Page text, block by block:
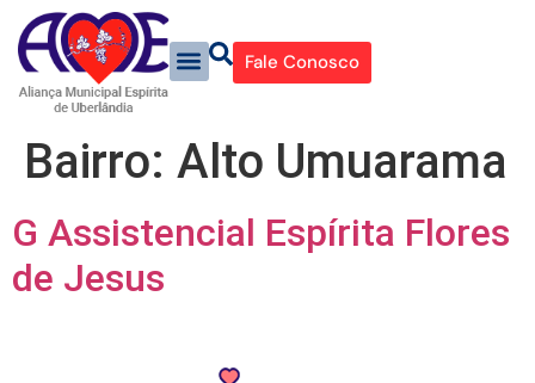
Fale Conosco
Bairro: Alto Umuarama
G Assistencial Espírita Flores
de Jesus